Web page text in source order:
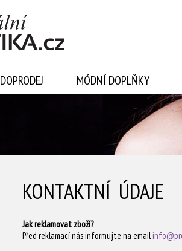
DOPRODEJ MÓDNÍ DOPLŇKY
KONTAKTNÍ ÚDAJE
Jak reklamovat zboží?
Před reklamací nás informujte na email